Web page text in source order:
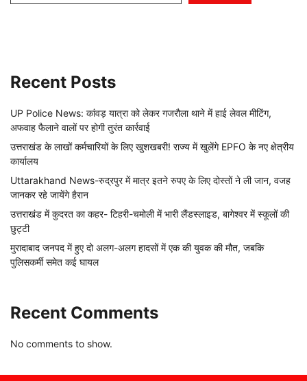
Recent Posts
UP Police News: कांवड़ यात्रा को लेकर गजरौला थाने में हाई लेवल मीटिंग,
अफवाह फैलाने वालों पर होगी तुरंत कार्रवाई
उत्तराखंड के लाखों कर्मचारियों के लिए खुशखबरी! राज्य में खुलेंगे EPFO के नए क्षेत्रीय
कार्यालय
Uttarakhand News-रुद्रपुर में मात्र इतने रुपए के लिए दोस्तों ने ली जान, वजह
जानकर रहे जायेंगे हैरान
उत्तराखंड में कुदरत का कहर- टिहरी-चमोली में भारी लैंडस्लाइड, बागेश्वर में स्कूलों की
छुट्टी
मुरादाबाद जनपद में हुए दो अलग-अलग हादसों में एक की युवक की मौत, जबकि
पुलिसकर्मी समेत कई घायल
Recent Comments
No comments to show.